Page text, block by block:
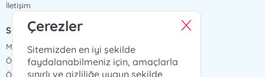
İletişim
SÖZLEŞMELER
Mesafeli Satış Sözleşmesi
Ön Bilgilendirme Formu
Ödeme ve Teslimat
Çerezler
Sitemizden en iyi şekilde
faydalanabilmeniz için, amaçlarla
sınırlı ve gizliliğe uygun şekilde